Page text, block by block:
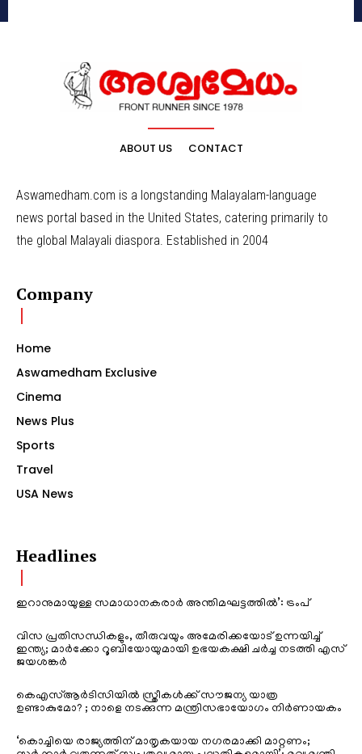
ABOUT US CONTACT
Aswamedham.com is a longstanding Malayalam-language
news portal based in the United States, catering primarily to
the global Malayali diaspora. Established in 2004
Company
Home
Aswamedham Exclusive
Cinema
News Plus
Sports
Travel
USA News
Headlines
ഇറാനുമായുള്ള സമാധാനകരാർ അന്തിമഘട്ടത്തിൽ‌’: ട്രംപ്
വിസ പ്രതിസന്ധികളും, തീരുവയും അമേരിക്കയോട് ഉന്നയിച്ച്
ഇന്ത്യ; മാർക്കോ റൂബിയോയുമായി ഉഭയകക്ഷി ചർച്ച നടത്തി എസ്
ജയശങ്കർ
കെഎസ്ആർടിസിയിൽ സ്ത്രീകൾക്ക് സൗജന്യ യാത്ര
ഉണ്ടാകുമോ? ; നാളെ നടക്കുന്ന മന്ത്രിസഭായോഗം നിർണായകം
‘കൊച്ചിയെ രാജ്യത്തിന് മാതൃകയായ നഗരമാക്കി മാറ്റണം;